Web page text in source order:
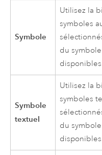
Symbole
Utilisez la
symboles
du
Symbole
textuel
Utilisez la
symboles
du